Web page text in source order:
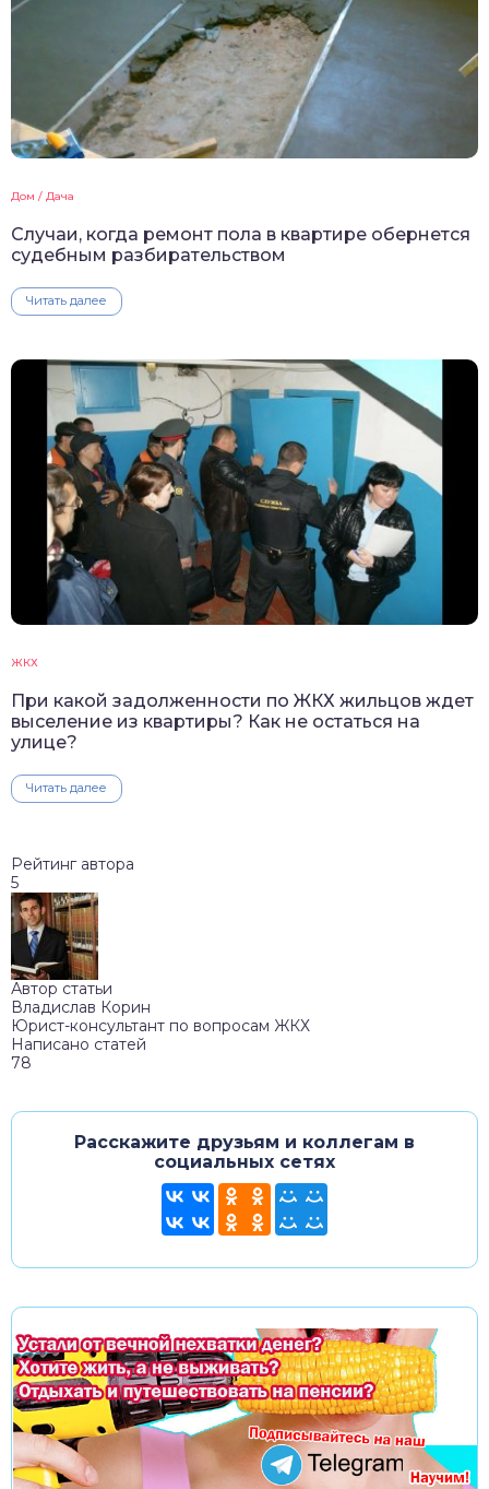
Дом / Дача
Случаи, когда ремонт пола в квартире обернется
судебным разбирательством
Читать далее
ЖКХ
При какой задолженности по ЖКХ жильцов ждет
выселение из квартиры? Как не остаться на
улице?
Читать далее
Рейтинг автора
5
Автор статьи
Владислав Корин
Юрист-консультант по вопросам ЖКХ
Написано статей
78
Расскажите друзьям и коллегам в
социальных сетях